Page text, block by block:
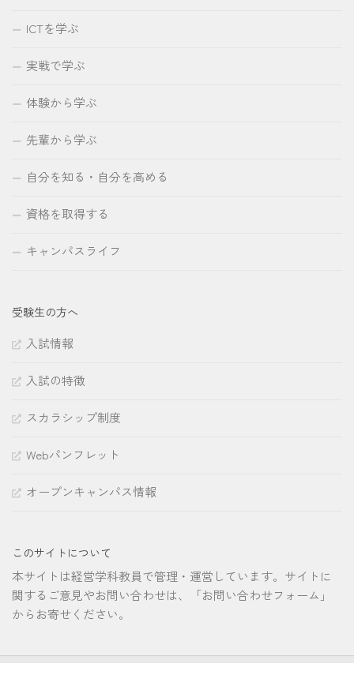
ICTを学ぶ
実戦で学ぶ
体験から学ぶ
先輩から学ぶ
自分を知る・自分を高める
資格を取得する
キャンパスライフ
受験生の方へ
入試情報
入試の特徴
スカラシップ制度
Webパンフレット
オープンキャンパス情報
このサイトについて
本サイトは経営学科教員で管理・運営しています。サイトに
関するご意見やお問い合わせは、「お問い合わせフォーム」
からお寄せください。